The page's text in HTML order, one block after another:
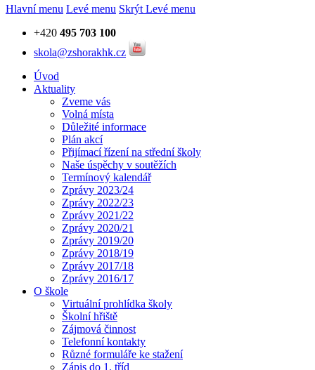
Hlavní menu Levé menu Skrýt Levé menu
+420 495 703 100
skola@zshorakhk.cz
Úvod
Aktuality
Zveme vás
Volná místa
Důležité informace
Plán akcí
Přijímací řízení na střední školy
Naše úspěchy v soutěžích
Termínový kalendář
Zprávy 2023/24
Zprávy 2022/23
Zprávy 2021/22
Zprávy 2020/21
Zprávy 2019/20
Zprávy 2018/19
Zprávy 2017/18
Zprávy 2016/17
O škole
Virtuální prohlídka školy
Školní hřiště
Zájmová činnost
Telefonní kontakty
Různé formuláře ke stažení
Zápis do 1. tříd